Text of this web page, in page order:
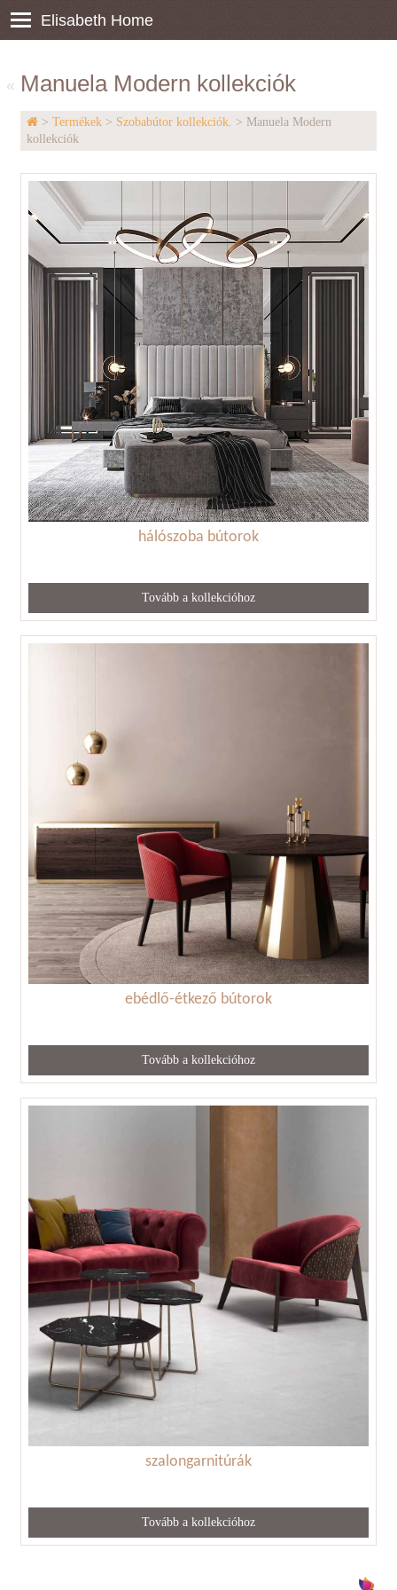
Elisabeth Home
Manuela Modern kollekciók
«
> Termékek > Szobabútor kollekciók. > Manuela Modern
kollekciók
hálószoba bútorok
Tovább a kollekcióhoz
ebédlő-étkező bútorok
Tovább a kollekcióhoz
szalongarnitúrák
Tovább a kollekcióhoz